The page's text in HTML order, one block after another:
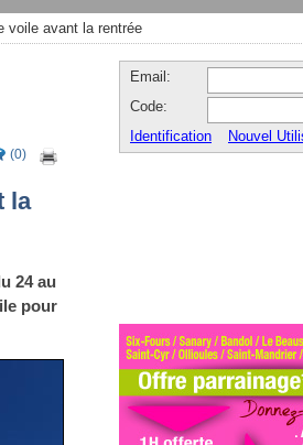
voile avant la rentrée
(0)
la
24 au
pour
Email:
Code:
Identification
Nouvel